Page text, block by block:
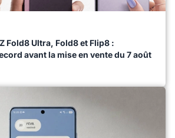
Fold8 Ultra, Fold8 et Flip8 :
avant la mise en vente du 7 août